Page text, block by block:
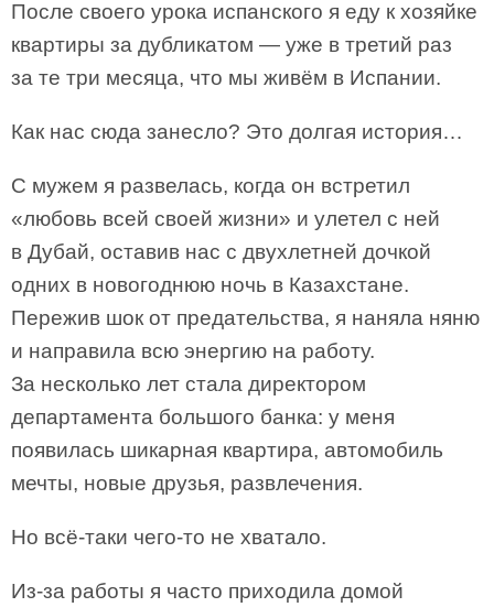
После своего урока испанского я еду к хозяйке
квартиры за дубликатом — уже в третий раз
за те три месяца, что мы живём в Испании.
Как нас сюда занесло? Это долгая история…
С мужем я развелась, когда он встретил
«любовь всей своей жизни» и улетел с ней
в Дубай, оставив нас с двухлетней дочкой
одних в новогоднюю ночь в Казахстане.
Пережив шок от предательства, я наняла няню
и направила всю энергию на работу.
За несколько лет стала директором
департамента большого банка: у меня
появилась шикарная квартира, автомобиль
мечты, новые друзья, развлечения.
Но всё-таки чего-то не хватало.
Из-за работы я часто приходила домой